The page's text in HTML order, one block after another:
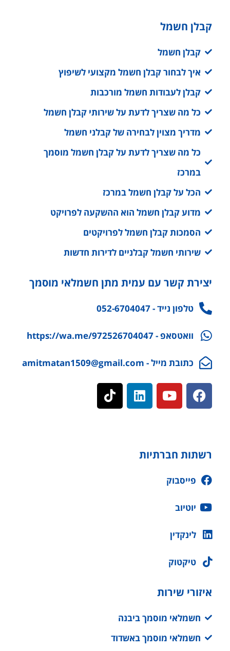
קבלן חשמל
קבלן חשמל
איך לבחור קבלן חשמל מקצועי לשיפוץ
קבלן לעבודות חשמל מורכבות
כל מה שצריך לדעת על שירותי קבלן חשמל
מדריך מצוין לבחירה של קבלני חשמל
כל מה שצריך לדעת על קבלן חשמל מוסמך
במרכז
הכל על קבלן חשמל במרכז
מדוע קבלן חשמל הוא ההשקעה לפרויקט
הסמכות קבלן חשמל לפרויקטים
שירותי חשמל קבלניים לדירות חדשות
יצירת קשר עם עמית מתן חשמלאי מוסמך
טלפון נייד - 052-6704047
וואטסאפ - https://wa.me/972526704047
כתובת מייל - amitmatan1509@gmail.com
רשתות חברתיות
פייסבוק
יוטיוב
לינקדין
טיקטוק
איזורי שירות
חשמלאי מוסמך ביבנה
חשמלאי מוסמך באשדוד